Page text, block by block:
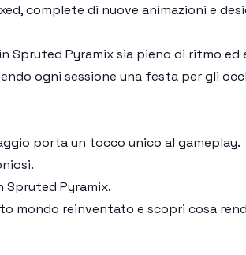
complete di nuove animazioni e
Spruted Pyramix sia pieno di ritmo ed
ogni sessione una festa per gli
porta un tocco unico al gameplay.
Spruted Pyramix.
mondo reinventato e scopri cosa